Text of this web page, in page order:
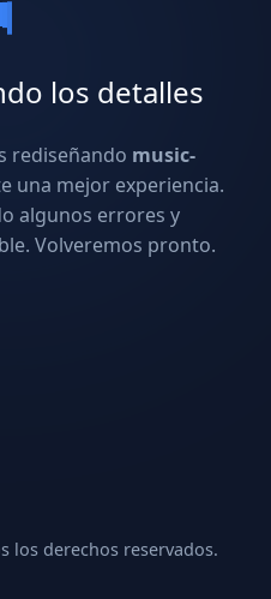
los detalles
rediseñando music-
una mejor experiencia.
algunos errores y
Volveremos pronto.
los derechos reservados.